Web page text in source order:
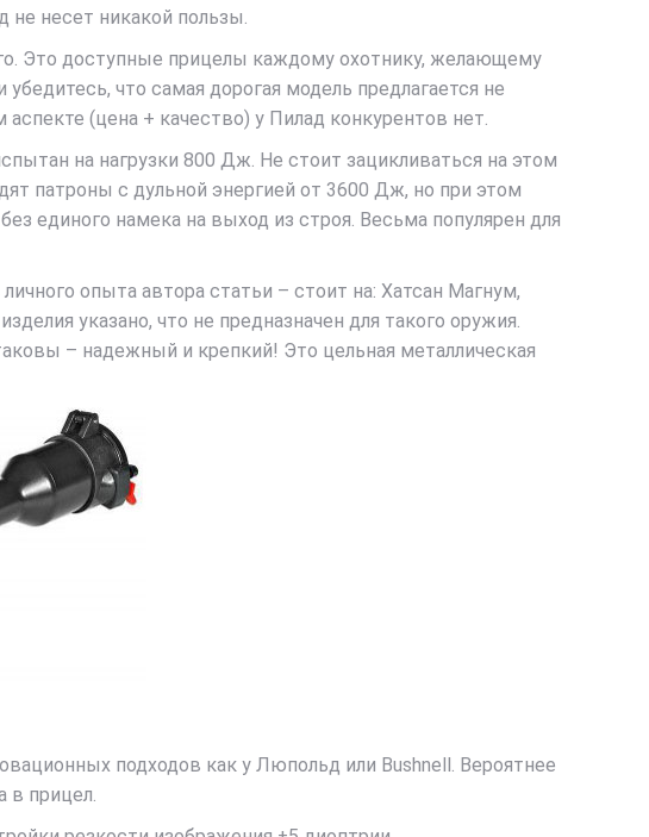
несет никакой пользы.
Это доступные прицелы каждому охотнику, желающему
что самая дорогая модель предлагается не
(цена + качество) у Пилад конкурентов нет.
на нагрузки 800 Дж. Не стоит зацикливаться на этом
патроны с дульной энергией от 3600 Дж, но при этом
единого намека на выход из строя. Весьма популярен для
опыта автора статьи – стоит на: Хатсан Магнум,
указано, что не предназначен для такого оружия.
– надежный и крепкий! Это цельная металлическая
подходов как у Люпольд или Bushnell. Вероятнее
в прицел.